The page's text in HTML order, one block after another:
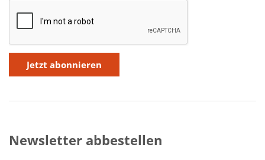
Meine Tätigkeitsfelder
Buchbinderei und Restauration
Glossar und Bibliographien
Warenkorb
Kontakt
Newsletter abbestellen